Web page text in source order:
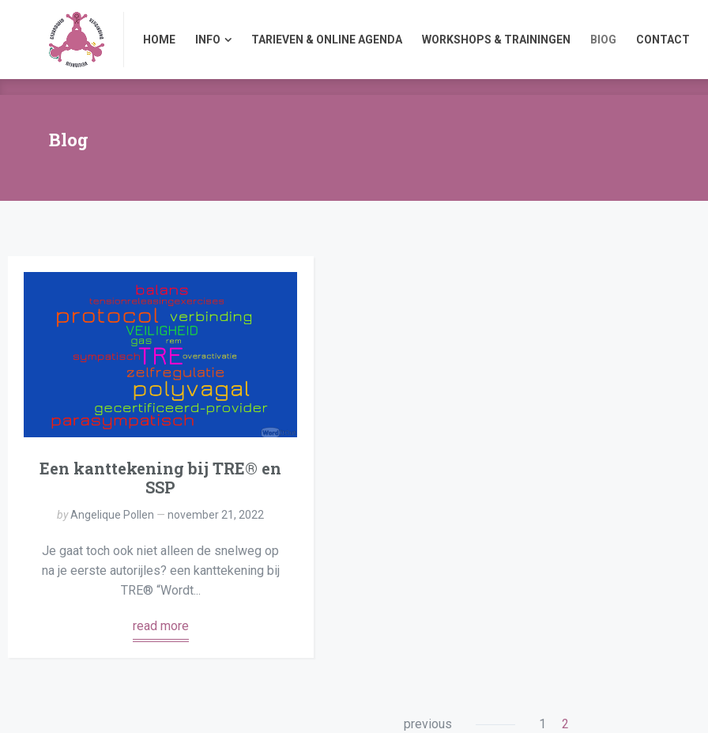
HOME INFO TARIEVEN & ONLINE AGENDA WORKSHOPS & TRAININGEN BlOG CONTACT
Blog
Een kanttekening bij TRE® en
SSP
byAngelique Pollen november 21, 2022
Je gaat toch ook niet alleen de snelweg op
na je eerste autorijles? een kanttekening bij
TRE® “Wordt...
read more
previous 1 2